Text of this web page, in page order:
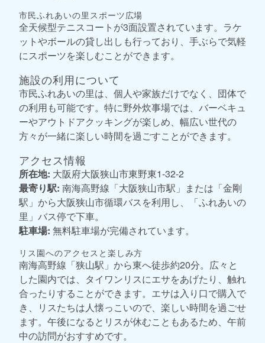
市民ふれあいの里スポーツ広場
全天候型テニスコートが3面設置されています。ラケ
ットやボールの貸し出しも行っており、手ぶらで気軽
にスポーツを楽しむことができます。
施設の利用について
市民ふれあいの里は、個人や家族だけでなく、団体で
の利用も可能です。特に野外炊事場では、バーベキュ
ーやアウトドアクッキングが楽しめ、幅広い世代の
方々が一緒に楽しい時間を過ごすことができます。
アクセス情報
所在地: 大阪府大阪狭山市東野東1-32-2
最寄り駅: 南海高野線「大阪狭山市駅」または「金剛
駅」から大阪狭山市循環バスを利用し、「ふれあいの
里」バス停で下車。
駐車場: 無料駐車場が完備されています。
リス園へのアクセスと楽しみ方
南海高野線「狭山駅」から東へ徒歩約20分。広々と
した園内では、タイワンリスにエサをあげたり、触れ
合ったりすることができます。エサは入り口で購入で
き、リスたちは人懐っこいので、楽しい時間を過ごせ
ます。午後になるとリスが休むこともあるため、午前
中の訪問がおすすめです。